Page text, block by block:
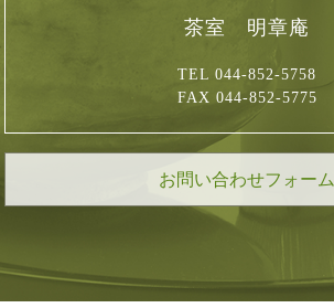
茶室 明章庵
TEL 044-852-5758
FAX 044-852-5775
お問い合わせフォーム